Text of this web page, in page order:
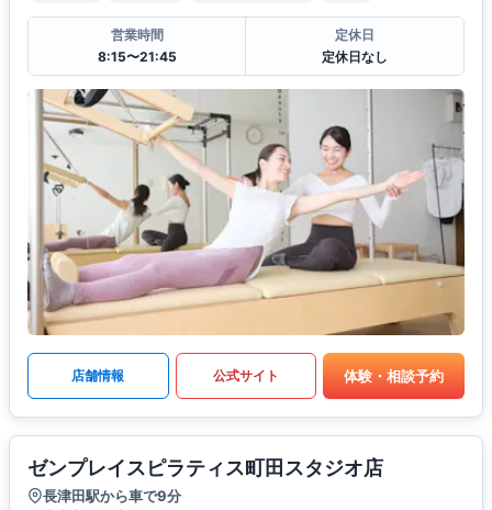
営業時間
8:15〜21:45
定休日
定休日なし
店舗情報 公式サイト 体験・相談予約
ゼンプレイスピラティス町田スタジオ店
長津田駅から車で9分